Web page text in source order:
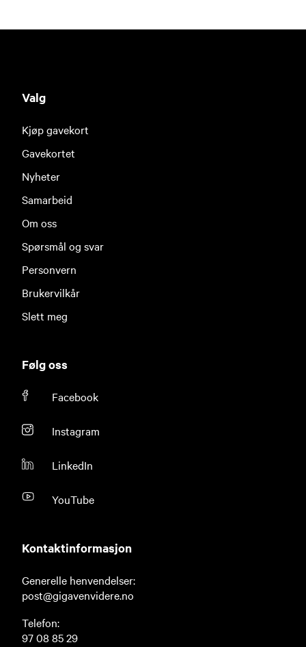
Valg
Kjøp gavekort
Gavekortet
Nyheter
Samarbeid
Om oss
Spørsmål og svar
Personvern
Brukervilkår
Slett meg
Følg oss
Facebook
Instagram
LinkedIn
YouTube
Kontaktinformasjon
Generelle henvendelser:
post@gigavenvidere.no
Telefon:
97 08 85 29